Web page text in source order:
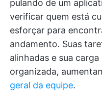
pulando de um
verificar quem está
esforçar para
andamento. Suas
alinhadas e sua
organizada,
geral da equipe.